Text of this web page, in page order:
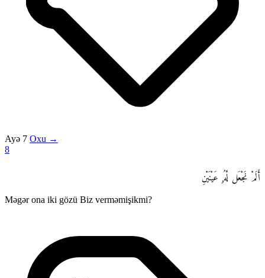
Ayə 7 Oxu →
8
أَلَمْ نَجْعَل لَّهُۥ عَيْنَيْنِ
Məgər ona iki gözü Biz verməmişikmi?